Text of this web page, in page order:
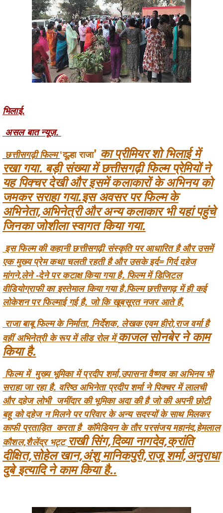
असल बात न्यूज़.
रखा गया. बड़ी संख्या में छत्तीसगढ़ी फिल्म प्रेमियों ने
यह पिक्चर देखी और इसमें कलाकारों के अभिनय को
जमकर सराहा गया.इस अवसर पर फिल्म के
अभिनेता,अभिनेत्री और अन्य कलाकार भी यहां पहुंचे
जिनका जोशीला स्वागत किया गया.
इस फिल्म की कहानी छत्तीसगढ़ी संस्कृति पर आधारित है और उसमें
एक मुख्य प्रेम कथा चलती रहती है और उसके इर्द= गिर्द दहेज
मांगने,लेने -देने पर कटाक्ष किया गया है. फिल्म में डिजिटल
वीडियोग्राफी का इस्तेमाल किया गया है.फिल्म छत्तीसगढ़ में ही कई
लोकेशन पर फिल्माई गई है. जो कि खूबसूरत नजर आते हैं.
राजा बाबू फिल्म के निर्माता, निर्देशक, लेखक एवम हीरो,राज वर्मा है
वहीं अभिनेत्री के रूप में लीड रोल मेंकाजल सोनबेर ने काम
किया है.
फिल्म में मुख्य भूमिका में प्रदीप शर्मा,उपासना वैष्णव का अभिनय भी
सराहा जा रहा है. वरिष्ठ अभिनेता प्रदीप शर्मा ने पिक्चर में लालची
और दहेज लोभी जमींदार की भूमिका अदा की है जो की अपनी छोटी
बहू को दहेज न मिलने पर परिवार के अन्य सदस्यों के साथ मिलकर
काफी प्रताड़ित करता हैकॉमेडियन के तौर परसंजय महानंद,हेमलाल
कौशल,शैलेंद्र भट्टराखी सिंग,दिव्या नागदेव,क्रांति
दीक्षित,सोहेल खान,अंशु मानिकपुरी,राजू शर्मा,अनुराधा
दुबे इत्यादि ने काम किया है..